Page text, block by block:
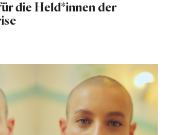
die Held*innen der